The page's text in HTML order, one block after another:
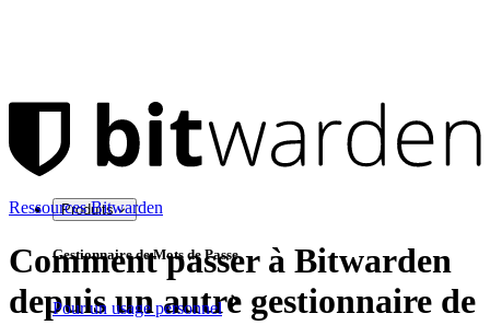
Produits
Gestionnaire de Mots de Passe
Pour un usage personnel
Ressources Bitwarden
Comment passer à Bitwarden
depuis un autre gestionnaire de